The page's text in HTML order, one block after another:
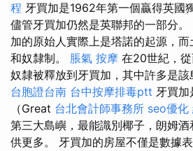
程 牙買加是1962年第一個贏得英國
儘管牙買加仍然是英聯邦的一部分。
加的原始人實際上是塔諾的起源，
和奴隸制。 脹氣 按摩 在20世紀，
奴隸被釋放到牙買加，其中許多是該
台胞證台南 台中按摩排毒ptt 牙買加
（Great 台北會計師事務所 seo優化
第三大島嶼，最能識別椰子，朗姆
供更多。 牙買加的房屋不僅是數據